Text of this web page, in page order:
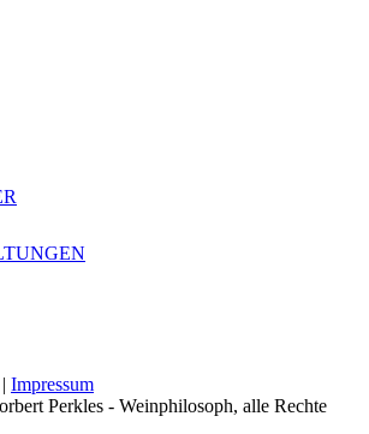
| Impressum
Perkles - Weinphilosoph, alle Rechte